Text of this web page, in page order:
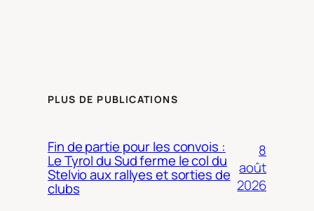
PLUS DE PUBLICATIONS
Fin de partie pour les convois :
Le Tyrol du Sud ferme le col du
Stelvio aux rallyes et sorties de
clubs
8
août
2026